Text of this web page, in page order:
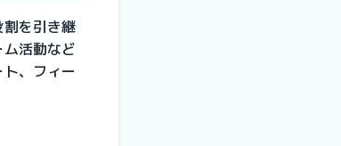
を引き継
活動など
、フィー